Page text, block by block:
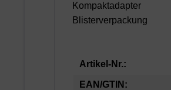
Kompaktadapter
Blisterverpackung
Artikel-Nr.:
EAN/GTIN: